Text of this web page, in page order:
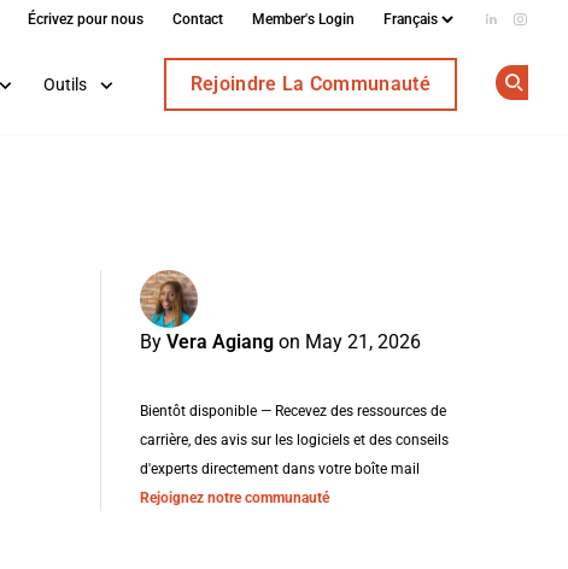
Écrivez pour nous Contact Member's Login Add us
Outils Rejoindre La Communauté
By Vera Agiang on May 21, 2026
Bientôt disponible — Recevez des ressources de
carrière, des avis sur les logiciels et des conseils
d'experts directement dans votre boîte mail
Rejoignez notre communauté